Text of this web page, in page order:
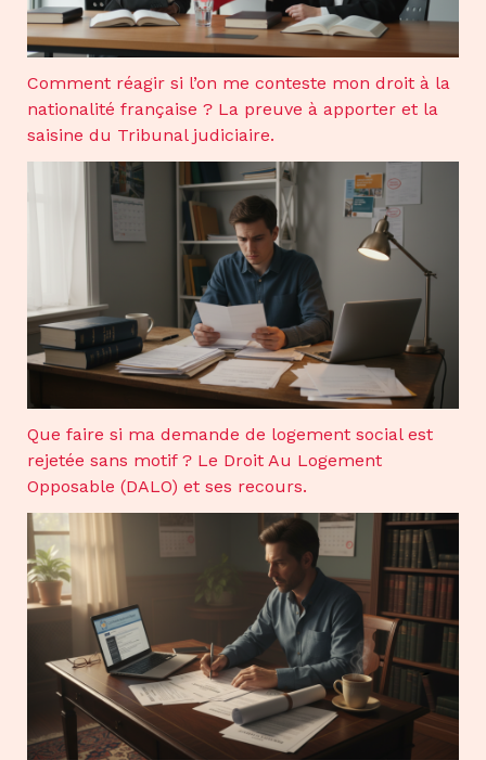
Comment réagir si l’on me conteste mon droit à la
nationalité française ? La preuve à apporter et la
saisine du Tribunal judiciaire.
Que faire si ma demande de logement social est
rejetée sans motif ? Le Droit Au Logement
Opposable (DALO) et ses recours.